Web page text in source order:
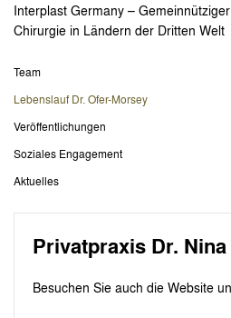
Interplast Germany –
Chirurgie in Ländern der Dritten Welt
Team
Lebenslauf Dr. Ofer-Morsey
Veröffentlichungen
Soziales Engagement
Aktuelles
Privatpraxis Dr.
Besuchen Sie auch die Website